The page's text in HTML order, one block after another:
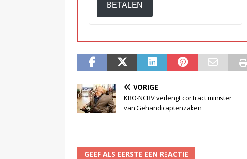
BETALEN
VORIGE
KRO-NCRV verlengt contract minister
van Gehandicaptenzaken
GEEF ALS EERSTE EEN REACTIE